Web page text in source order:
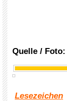
Quelle / Foto:
Lesezeichen